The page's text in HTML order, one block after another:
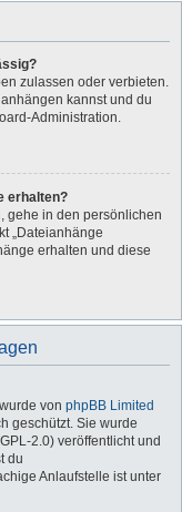
zulassen oder verbieten.
kannst und du
Administration.
erhalten?
gehe in den persönlichen
„Dateianhänge
erhalten und diese
von phpBB Limited
geschützt. Sie wurde
2.0) veröffentlicht und
du
Anlaufstelle ist unter